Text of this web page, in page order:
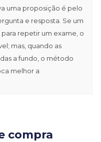
uma proposição é pelo
e resposta. Se um
repetir um exame, o
mas, quando as
a fundo, o método
melhor a
compra